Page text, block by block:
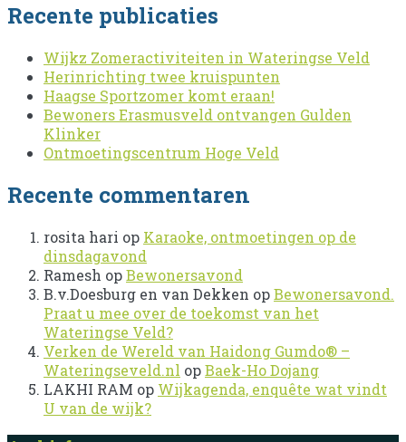
Recente publicaties
Wijkz Zomeractiviteiten in Wateringse Veld
Herinrichting twee kruispunten
Haagse Sportzomer komt eraan!
Bewoners Erasmusveld ontvangen Gulden
Klinker
Ontmoetingscentrum Hoge Veld
Recente commentaren
rosita hari op Karaoke, ontmoetingen op de
dinsdagavond
Ramesh opBewonersavond
B.v.Doesburg en van Dekken opBewonersavond.
Praat u mee over de toekomst van het
Wateringse Veld?
Verken de Wereld van Haidong Gumdo® –
Wateringseveld.nl opBaek-Ho Dojang
LAKHI RAM op Wijkagenda, enquête wat vindt
U van de wijk?